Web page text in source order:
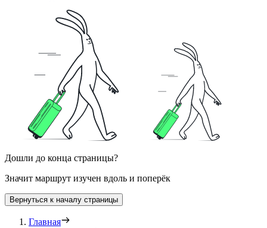
Дошли до конца страницы?
Значит маршрут изучен вдоль и поперёк
Вернуться к началу страницы
Главная